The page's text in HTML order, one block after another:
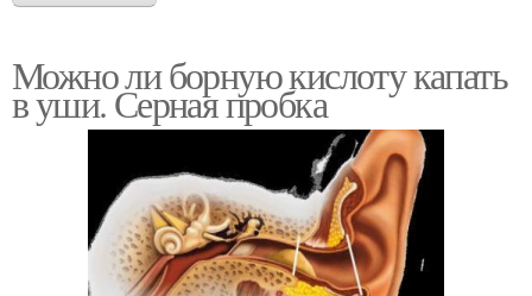
Можно ли борную кислоту капать
в уши. Серная пробка